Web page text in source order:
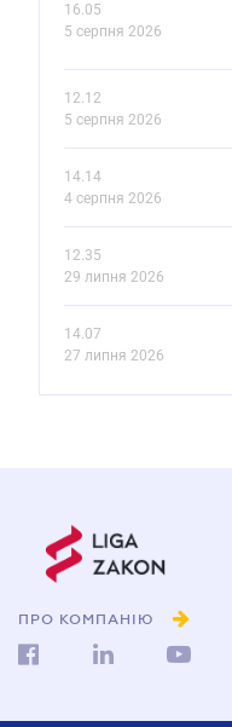
16.05
5 серпня 2026
12.12
5 серпня 2026
14.14
4 серпня 2026
12.35
29 липня 2026
14.07
27 липня 2026
ПРО КОМПАНІЮ